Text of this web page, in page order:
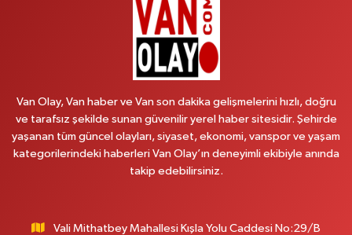
Van Olay, Van haber ve Van son dakika gelişmelerini hızlı, doğru
ve tarafsız şekilde sunan güvenilir yerel haber sitesidir. Şehirde
yaşanan tüm güncel olayları, siyaset, ekonomi, vanspor ve yaşam
kategorilerindeki haberleri Van Olay’ın deneyimli ekibiyle anında
takip edebilirsiniz.
Vali Mithatbey Mahallesi Kışla Yolu Caddesi No:29/B